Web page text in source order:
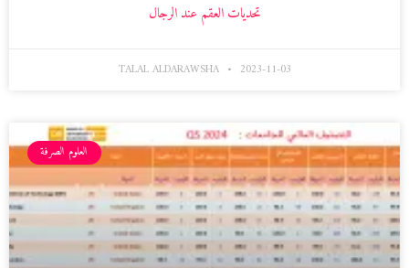
تحديات العقم عند الرجال
TALAL ALDARAWSHA 2023-11-03
العلوم الصرفة